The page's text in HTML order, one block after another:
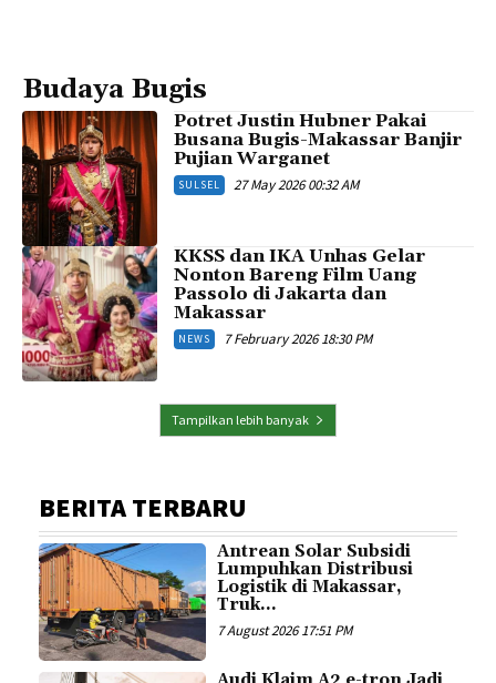
Budaya Bugis
Potret Justin Hubner Pakai
Busana Bugis-Makassar Banjir
Pujian Warganet
SULSEL 27 May 2026 00:32 AM
KKSS dan IKA Unhas Gelar
Nonton Bareng Film Uang
Passolo di Jakarta dan
Makassar
NEWS 7 February 2026 18:30 PM
Tampilkan lebih banyak
BERITA TERBARU
Antrean Solar Subsidi
Lumpuhkan Distribusi
Logistik di Makassar,
Truk...
7 August 2026 17:51 PM